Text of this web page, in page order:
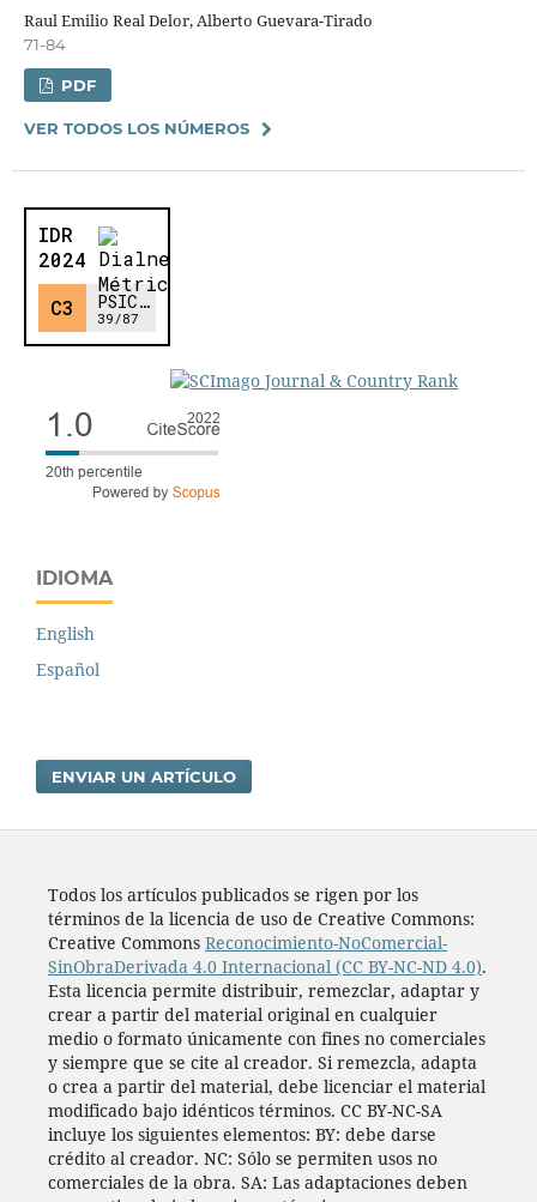
Raul Emilio Real Delor, Alberto Guevara-Tirado
71-84
PDF
VER TODOS LOS NÚMEROS
IDIOMA
English
Español
ENVIAR UN ARTÍCULO
Todos los artí­culos publicados se rigen por los
términos de la licencia de uso de Creative Commons:
Creative Commons Reconocimiento-NoComercial-
SinObraDerivada 4.0 Internacional (CC BY-NC-ND 4.0).
Esta licencia permite distribuir, remezclar, adaptar y
crear a partir del material original en cualquier
medio o formato únicamente con fines no comerciales
y siempre que se cite al creador. Si remezcla, adapta
o crea a partir del material, debe licenciar el material
modificado bajo idénticos términos. CC BY-NC-SA
incluye los siguientes elementos: BY: debe darse
crédito al creador. NC: Sólo se permiten usos no
comerciales de la obra. SA: Las adaptaciones deben